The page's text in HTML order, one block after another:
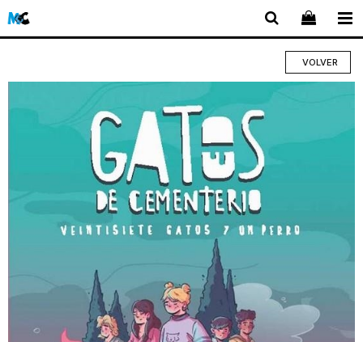
VOLVER